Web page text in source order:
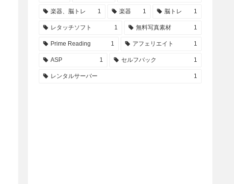
楽器、脳トレ 1 楽器 1 脳トレ 1
レタッチソフト 1 無料写真素材 1
Prime Reading 1 アフェリエイト 1
ASP 1 セルフバック 1
レンタルサーバー 1